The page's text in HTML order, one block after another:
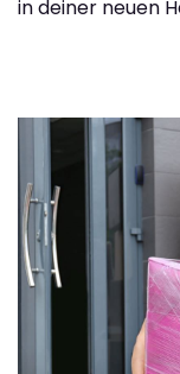
in deiner neuen